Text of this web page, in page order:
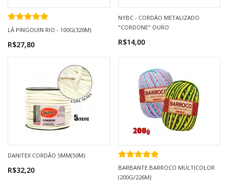
LÃ PINGOUIN RIO - 100G(320M)
R$27,80
NYBC - CORDÃO METALIZADO
"CORDONE" OURO
R$14,00
DANITEX CORDÃO 5MM(50M)
R$32,20
BARBANTE BARROCO MULTICOLOR
(200G/226M)